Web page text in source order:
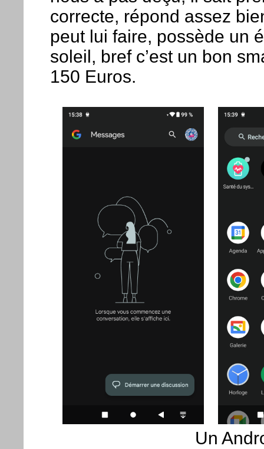
correcte, répond assez
peut lui faire, possède un
soleil, bref c’est un bon
150 Euros.
Un